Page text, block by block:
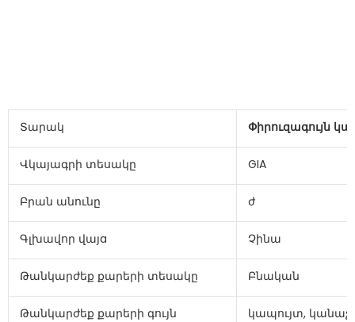
Տարակ Փիրուզագույն
Վկայագրի տեսակը GIA
Բրան անունը ժ
Գլխավոր վայa Չինա
Թանկարժեք քարերի տեսակը Բնական
Թանկարժեք քարերի գույն կապույտ, կանաչ,